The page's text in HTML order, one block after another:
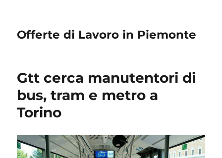
Offerte di Lavoro in Piemonte
Gtt cerca manutentori di
bus, tram e metro a
Torino